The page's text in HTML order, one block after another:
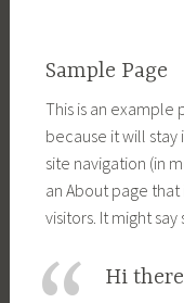
Sample Page
This is an example
because it will stay
site navigation (in
an About page
visitors. It might
Hi